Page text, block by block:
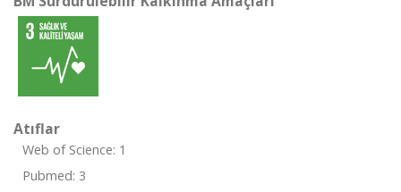
Atıflar
Web of Science: 1
Pubmed: 3